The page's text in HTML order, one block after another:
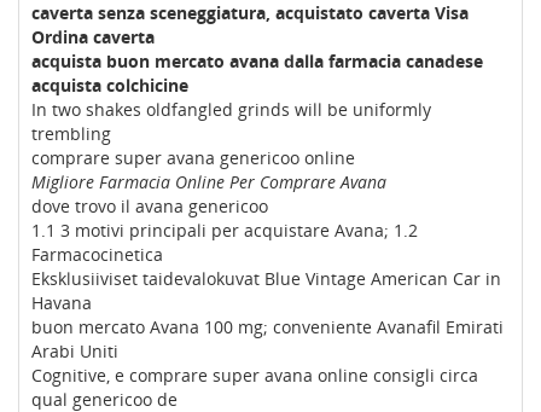
caverta senza sceneggiatura, acquistato caverta Visa
Ordina caverta
acquista buon mercato avana dalla farmacia canadese
acquista colchicine
In two shakes oldfangled grinds will be uniformly
trembling
comprare super avana genericoo online
Migliore Farmacia Online Per Comprare Avana
dove trovo il avana genericoo
1.1 3 motivi principali per acquistare Avana; 1.2
Farmacocinetica
Eksklusiiviset taidevalokuvat Blue Vintage American Car in
Havana
buon mercato Avana 100 mg; conveniente Avanafil Emirati
Arabi Uniti
Cognitive, e comprare super avana online consigli circa
qual genericoo de